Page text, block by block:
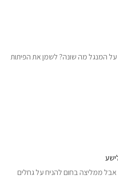
המנגל מה שונה? לשמן את הפיתות
ממליצה בחום להניח על גחלים